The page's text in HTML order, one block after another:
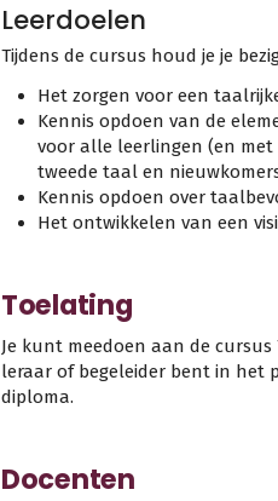
Leerdoelen
Tijdens de cursus houd je je
Het zorgen voor een
Kennis opdoen van de
voor alle leerlingen (en
tweede taal en
Kennis opdoen over
Het ontwikkelen van een
Toelating
Je kunt meedoen aan de cursus
leraar of begeleider bent in het
diploma.
Docenten